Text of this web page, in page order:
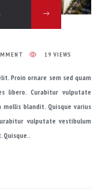
19 VIEWS
Proin ornare sem sed quam
libero. Curabitur vulputate
mollis blandit. Quisque varius
vulputate vestibulum
Quisque..